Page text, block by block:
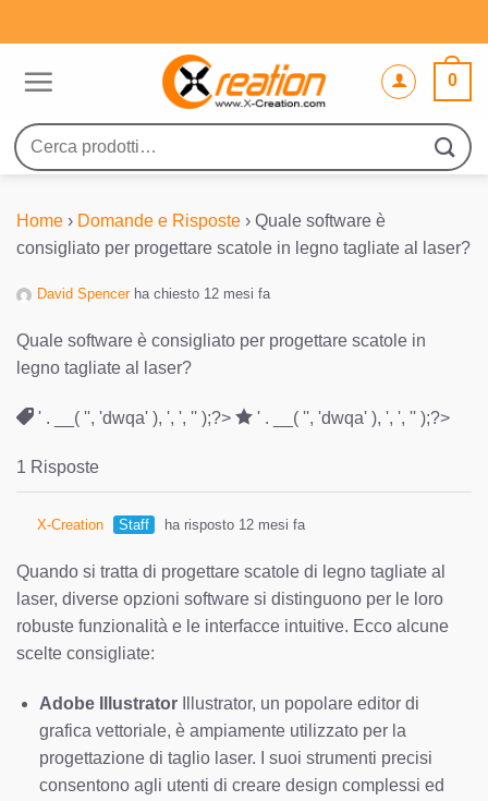
ai
0
Cerca:
Home › Domande e Risposte › Quale software è
consigliato per progettare scatole in legno tagliate al laser?
David Spencerha chiesto 12 mesi fa
Quale software è consigliato per progettare scatole in
legno tagliate al laser?
' . __( '', 'dwqa' ), ', ', '' );?> ' . __( '', 'dwqa' ), ', ', '' );?>
1 Risposte
X-Creation Staff ha risposto 12 mesi fa
Quando si tratta di progettare scatole di legno tagliate al
laser, diverse opzioni software si distinguono per le loro
robuste funzionalità e le interfacce intuitive. Ecco alcune
scelte consigliate:
Adobe IllustratorIllustrator, un popolare editor di
grafica vettoriale, è ampiamente utilizzato per la
progettazione di taglio laser. I suoi strumenti precisi
consentono agli utenti di creare design complessi ed